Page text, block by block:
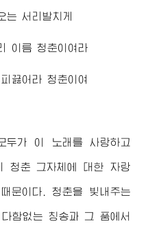
는 서리발치게
이름 청춘이여라
끓어라 청춘이여
두가 이 노래를 사랑하고
청춘 그자체에 대한 자랑
문이다. 청춘을 빛내주는
함없는 칭송과 그 품에서